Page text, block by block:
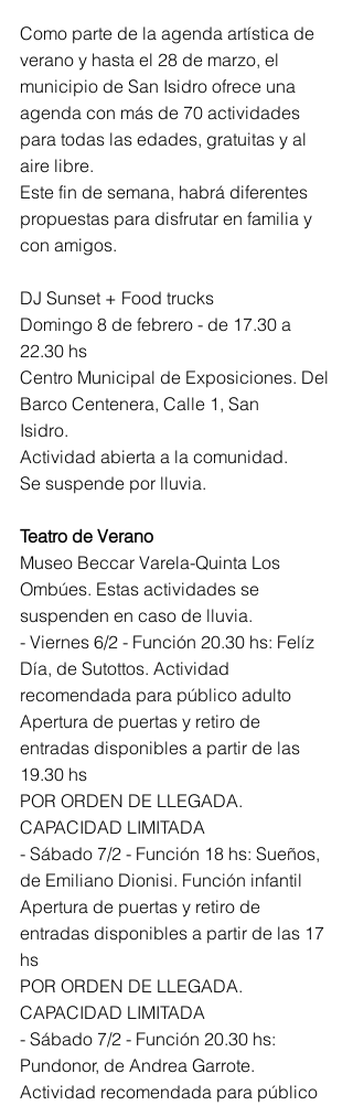
Como parte de la agenda artística de
verano y hasta el 28 de marzo, el
municipio de San Isidro ofrece una
agenda con más de 70 actividades
para todas las edades, gratuitas y al
aire libre.
Este fin de semana, habrá diferentes
propuestas para disfrutar en familia y
con amigos.
DJ Sunset + Food trucks
Domingo 8 de febrero - de 17.30 a
22.30 hs
Centro Municipal de Exposiciones. Del
Barco Centenera, Calle 1, San
Isidro.
Actividad abierta a la comunidad.
Se suspende por lluvia.
Teatro de Verano
Museo Beccar Varela-Quinta Los
Ombúes. Estas actividades se
suspenden en caso de lluvia.
- Viernes 6/2 - Función 20.30 hs: Felíz
Día, de Sutottos. Actividad
recomendada para público adulto
Apertura de puertas y retiro de
entradas disponibles a partir de las
19.30 hs
POR ORDEN DE LLEGADA.
CAPACIDAD LIMITADA
- Sábado 7/2 - Función 18 hs: Sueños,
de Emiliano Dionisi. Función infantil
Apertura de puertas y retiro de
entradas disponibles a partir de las 17
hs
POR ORDEN DE LLEGADA.
CAPACIDAD LIMITADA
- Sábado 7/2 - Función 20.30 hs:
Pundonor, de Andrea Garrote.
Actividad recomendada para público